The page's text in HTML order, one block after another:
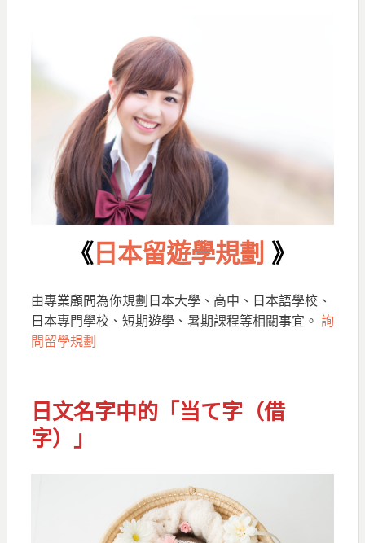
《 日本留遊學規劃 》
由專業顧問為你規劃日本大學、高中、日本語學校、
日本專門學校、短期遊學、暑期課程等相關事宜。 詢
問留學規劃
日文名字中的「当て字（借
字）」